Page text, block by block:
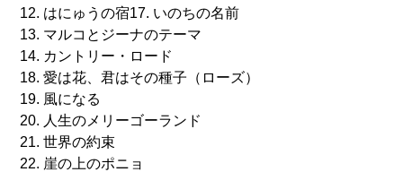
12. はにゅうの宿17. いのちの名前
13. マルコとジーナのテーマ
14. カントリー・ロード
18. 愛は花、君はその種子（ローズ）
19. 風になる
20. 人生のメリーゴーランド
21. 世界の約束
22. 崖の上のポニョ